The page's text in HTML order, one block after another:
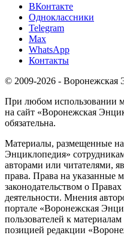
ВКонтакте
Одноклассники
Telegram
Max
WhatsApp
Контакты
© 2009-2026 - Воронежская
При любом использовании
на сайт «Воронежская
обязательна.
Материалы, размещенные
Энциклопедия»
авторами или читателями,
права. Права на указанные
законодательством о
деятельности. Мнения
портале «Воронежская
пользователей к
позицией редакции